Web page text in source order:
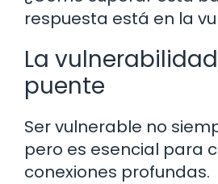
respuesta está en la
La
puente
Ser vulnerable no
pero es esencial para
conexiones profundas.